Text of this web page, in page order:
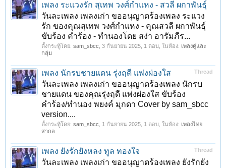
เพลง ระแวงรัก สุเทพ วงศ์กำแหง - สวลี ผกาพันธุ์
วันละเพลง เพลงเก่า ขออนุญาตร้องเพลง ระแวง
รัก ของคุณสุเทพ วงศ์กำแหง - คุณสวลี ผกาพันธุ์
ขับร้อง คําร้อง - ทํานองโดย สง่า อารัมภีร...
ตั้งกระทู้โดย: sam_sbcc 3 กันยายน 2025 , 1 ตอบ, ในห้อง: เพลงคู่และ
กลุ่ม
Thread
เพลง นักรบชายแดน รุ่งฤดี แพ่งผ่องใส
วันละเพลง เพลงเก่า ขออนุญาตร้องเพลง นักรบ
ชายแดน ของคุณรุ่งฤดี แพ่งผ่องใส ขับร้อง
คำร้อง/ทำนอง พยงค์ มุกดา Cover by sam_sbcc
version....
ตั้งกระทู้โดย: sam_sbcc 1 กันยายน 2025 , 1 ตอบ, ในห้อง: เพลงไทย
สากล
Thread
เพลง ยังรักยังหลง ทูล ทองใจ
วันละเพลง เพลงเก่า ขออนุญาตร้องเพลง ยังรักยัง